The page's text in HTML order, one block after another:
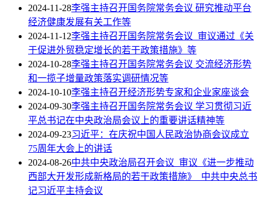
2024-11-28李强主持召开国务院常务会议 研究推动平台
经济健康发展有关工作等
2024-11-12李强主持召开国务院常务会议 审议通过《关
于促进外贸稳定增长的若干政策措施》等
2024-10-28李强主持召开国务院常务会议 交流经济形势
和一揽子增量政策落实调研情况等
2024-10-10李强主持召开经济形势专家和企业家座谈会
2024-09-30李强主持召开国务院常务会议 学习贯彻习近
平总书记在中央政治局会议上的重要讲话精神等
2024-09-23习近平：在庆祝中国人民政治协商会议成立
75周年大会上的讲话
2024-08-26中共中央政治局召开会议 审议《进一步推动
西部大开发形成新格局的若干政策措施》 中共中央总书
记习近平主持会议